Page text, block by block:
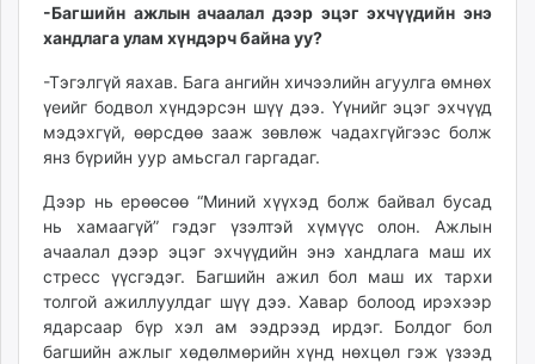
-Багшийн ажлын ачаалал дээр эцэг эхчүүдийн энэ
хандлага улам хүндэрч байна уу?
-Тэгэлгүй яахав. Бага ангийн хичээлийн агуулга өмнөх
үеийг бодвол хүндэрсэн шүү дээ. Үүнийг эцэг эхчүүд
мэдэхгүй, өөрсдөө зааж зөвлөж чадахгүйгээс болж
янз бүрийн уур амьсгал гаргадаг.
Дээр нь ерөөсөө “Миний хүүхэд болж байвал бусад
нь хамаагүй” гэдэг үзэлтэй хүмүүс олон. Ажлын
ачаалал дээр эцэг эхчүүдийн энэ хандлага маш их
стресс үүсгэдэг. Багшийн ажил бол маш их тархи
толгой ажиллуулдаг шүү дээ. Хавар болоод ирэхээр
ядарсаар бүр хэл ам ээдрээд ирдэг. Болдог бол
багшийн ажлыг хөдөлмөрийн хүнд нөхцөл гэж үзээд